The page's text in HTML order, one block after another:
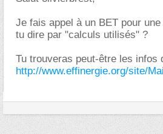
Je fais appel à un BET pour
tu dire par "calculs utilisés" ?
Tu trouveras peut-être les infos
http://www.effinergie.org/site/